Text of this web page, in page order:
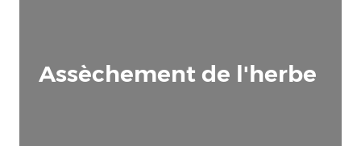
Assèchement de l'herbe